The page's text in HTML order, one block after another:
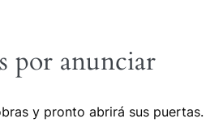
por anunciar
y pronto abrirá sus puertas.